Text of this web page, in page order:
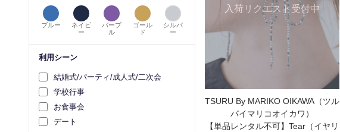
ブルー
ネイビ
ー
パープ
ル
ゴール
ド
シルバ
ー
利用シーン
結婚式/パーティ/成人式/二次会
学校行事
お食事会
デート
入荷リクエスト受付中
TSURU By MARIKO OIKAWA（ツル
バイマリコオイカワ）
【単品レンタル不可】Tear（イヤリ